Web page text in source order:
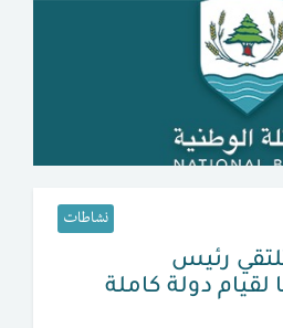
نشاطات
رئيس
لقيام دولة كاملة